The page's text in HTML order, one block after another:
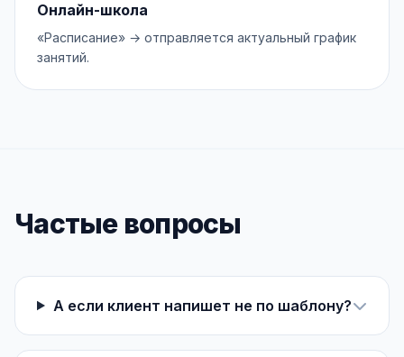
Онлайн-школа
«Расписание» → отправляется актуальный график
занятий.
Частые вопросы
А если клиент напишет не по шаблону?